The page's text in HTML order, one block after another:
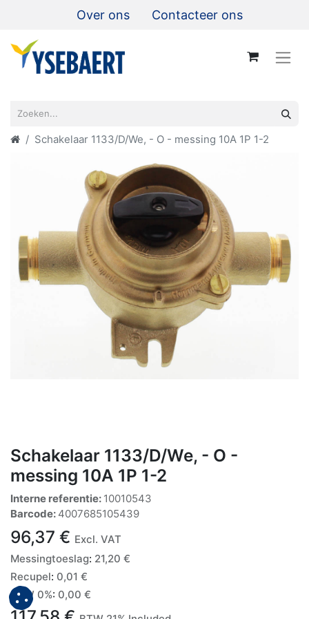
Over ons Contacteer ons
Schakelaar 1133/D/We, - O - messing 10A 1P 1-2
Schakelaar 1133/D/We, - O -
messing 10A 1P 1-2
Interne referentie: 10010543
Barcode: 4007685105439
96,37 € Excl. VAT
Messingtoeslag: 21,20 €
Recupel: 0,01 €
BTW 0%: 0,00 €